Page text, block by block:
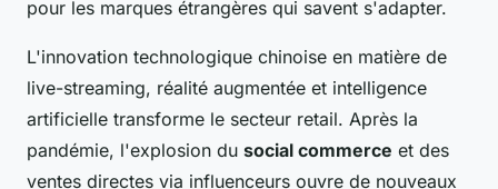
pour les marques étrangères qui savent s'adapter.
L'innovation technologique chinoise en matière de
live-streaming, réalité augmentée et intelligence
artificielle transforme le secteur retail. Après la
pandémie, l'explosion du social commerce et des
ventes directes via influenceurs ouvre de nouveaux